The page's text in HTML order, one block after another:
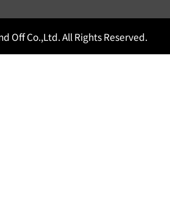
Off Co.,Ltd. All Rights Reserved.